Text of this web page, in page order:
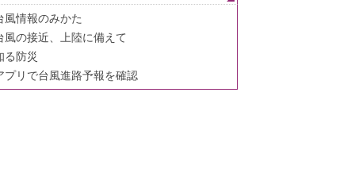
風情報のみかた
風の接近、上陸に備えて
る防災
プリで台風進路予報を確認